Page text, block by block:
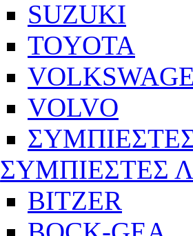
SUZUKI
TOYOTA
VOLVO
ΣΥΜΠΙΕΣΤΕΣ
BITZER